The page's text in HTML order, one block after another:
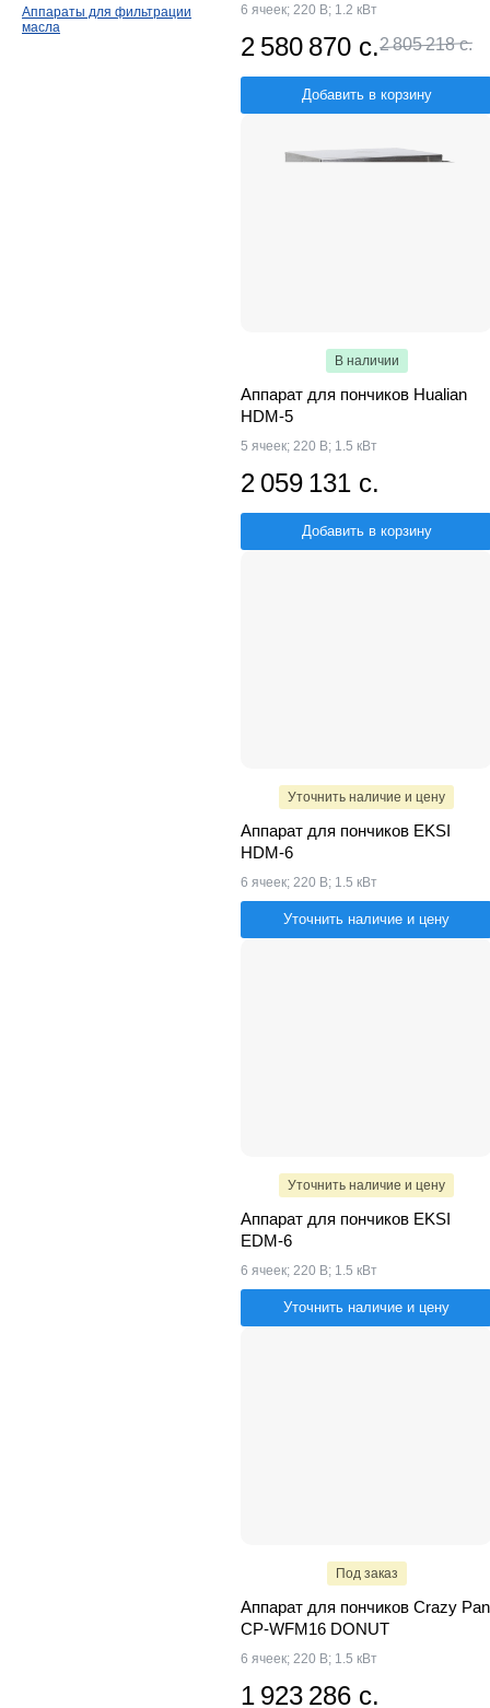
6 ячеек; 220 В; 1.2 кВт
2 580 870 с.2 805 218 с.
Добавить в корзину
В наличии
Аппарат для пончиков Hualian
HDM-5
5 ячеек; 220 В; 1.5 кВт
2 059 131 с.
Добавить в корзину
Уточнить наличие и цену
Аппарат для пончиков EKSI
HDM-6
6 ячеек; 220 В; 1.5 кВт
Уточнить наличие и цену
Уточнить наличие и цену
Аппарат для пончиков EKSI
EDM-6
6 ячеек; 220 В; 1.5 кВт
Уточнить наличие и цену
Под заказ
Аппарат для пончиков Crazy Pan
CP-WFM16 DONUT
6 ячеек; 220 В; 1.5 кВт
1 923 286 с.
Аппараты для фильтрации
масла